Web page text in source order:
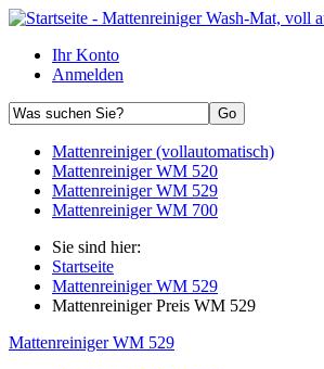
Ihr Konto
Anmelden
Mattenreiniger (vollautomatisch)
Mattenreiniger WM 520
Mattenreiniger WM 529
Mattenreiniger WM 700
Sie sind hier:
Startseite
Mattenreiniger WM 529
Mattenreiniger Preis WM 529
Mattenreiniger WM 529